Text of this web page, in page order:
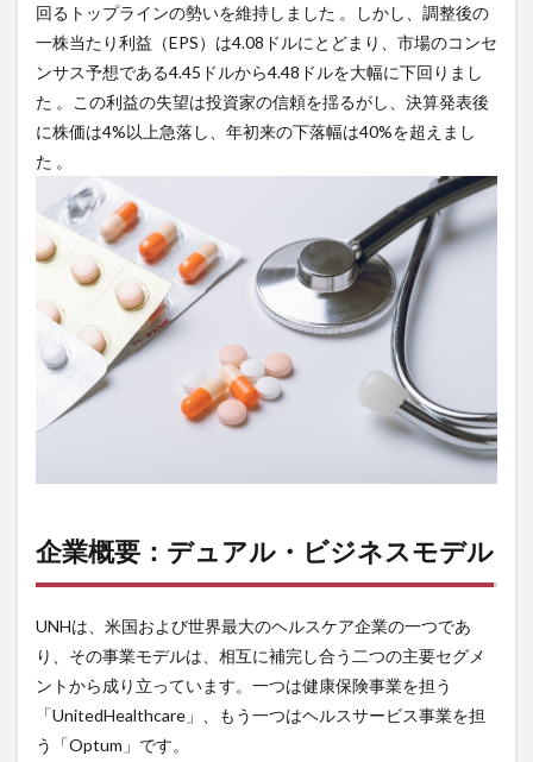
ビジ
ネス
モデ
ル
主要
セグ
メン
ト別
分析
4
収益
性圧
迫の
根本
因：
5
経営
対応
2026
年以
降の
シナ
回るトップラインの勢いを維持しました 。しかし、調整後の
一株当たり利益（EPS）は4.08ドルにとどまり、市場のコンセ
ンサス予想である4.45ドルから4.48ドルを大幅に下回りまし
た 。この利益の失望は投資家の信頼を揺るがし、決算発表後
に株価は4%以上急落し、年初来の下落幅は40%を超えまし
た 。
企業概要：デュアル・ビジネスモデル
UNHは、米国および世界最大のヘルスケア企業の一つであ
り、その事業モデルは、相互に補完し合う二つの主要セグメ
ントから成り立っています。一つは健康保険事業を担う
「UnitedHealthcare」、もう一つはヘルスサービス事業を担
う「Optum」です。